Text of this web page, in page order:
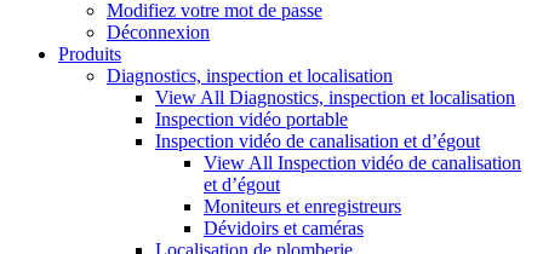
Modifiez votre mot de passe
Déconnexion
Produits
Diagnostics, inspection et localisation
View All Diagnostics, inspection et localisation
Inspection vidéo portable
Inspection vidéo de canalisation et d’égout
View All Inspection vidéo de canalisation
et d’égout
Moniteurs et enregistreurs
Dévidoirs et caméras
Localisation de plomberie